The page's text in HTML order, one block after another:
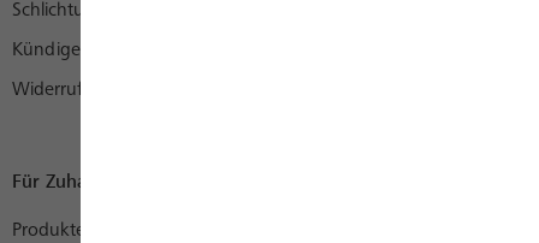
Schlichtungsstelle
Kündigen
Widerruf
Für Zuhause
Produkte